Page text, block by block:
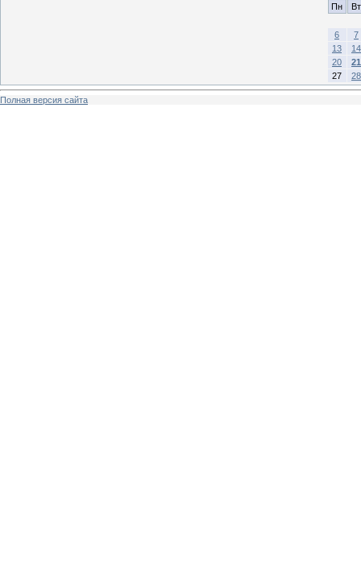
Пн
Вт
6
7
13
14
20
21
27
28
Полная версия сайта